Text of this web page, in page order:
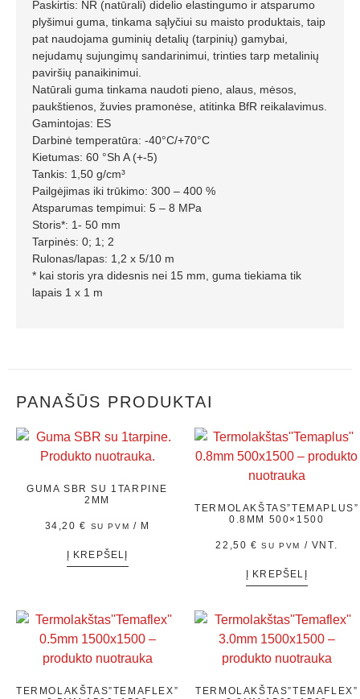
Paskirtis: NR (natūrali) didelio elastingumo ir atsparumo
plyšimui guma, tinkama sąlyčiui su maisto produktais, taip
pat naudojama guminių detalių (tarpinių) gamybai,
nejudamų sujungimų sandarinimui, trinties tarp metalinių
paviršių panaikinimui.
Natūrali guma tinkama naudoti pieno, alaus, mėsos,
paukštienos, žuvies pramonėse, atitinka BfR reikalavimus.
Gamintojas: ES
Darbinė temperatūra: -40°C/+70°C
Kietumas: 60 °Sh A (+-5)
Tankis: 1,50 g/cm³
Pailgėjimas iki trūkimo: 300 – 400 %
Atsparumas tempimui: 5 – 8 MPa
Storis*: 1- 50 mm
Tarpinės: 0; 1; 2
Rulonas/lapas: 1,2 x 5/10 m
* kai storis yra didesnis nei 15 mm, guma tiekiama tik
lapais 1 x 1 m
PANAŠŪS PRODUKTAI
GUMA SBR SU 1TARPINE
2MM
34,20€ SU PVM / M
Į KREPŠELĮ
TERMOLAKŠTAS”TEMAPLUS”
0.8MM 500×1500
22,50€ SU PVM / VNT.
Į KREPŠELĮ
TERMOLAKŠTAS”TEMAFLEX”
TERMOLAKŠTAS”TEMAFLEX”